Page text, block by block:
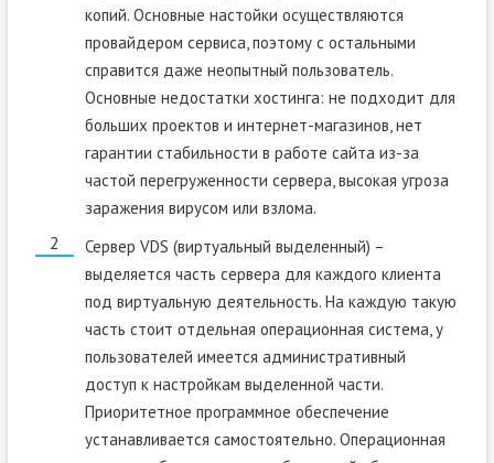
копий. Основные настойки осуществляются
провайдером сервиса, поэтому с остальными
справится даже неопытный пользователь.
Основные недостатки хостинга: не подходит для
больших проектов и интернет-магазинов, нет
гарантии стабильности в работе сайта из-за
частой перегруженности сервера, высокая угроза
заражения вирусом или взлома.
Сервер VDS (виртуальный выделенный) –
выделяется часть сервера для каждого клиента
под виртуальную деятельность. На каждую такую
часть стоит отдельная операционная система, у
пользователей имеется административный
доступ к настройкам выделенной части.
Приоритетное программное обеспечение
устанавливается самостоятельно. Операционная